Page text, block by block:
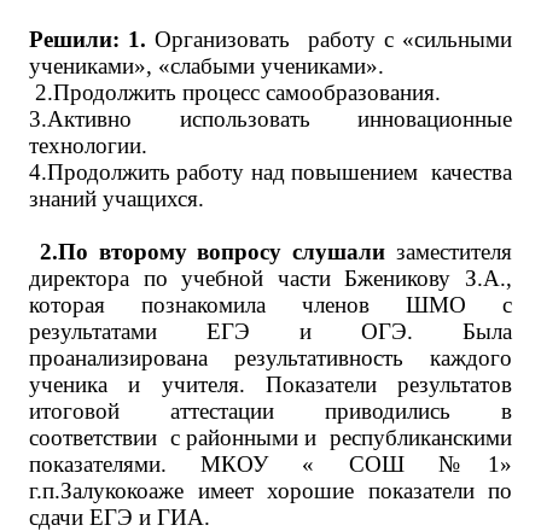
Решили: 1. Организовать работу с «сильными
учениками», «слабыми учениками».
2.Продолжить процесс самообразования.
3.Активно использовать инновационные
технологии.
4.Продолжить работу над повышением качества
знаний учащихся.
2.По второму вопросу слушали заместителя
директора по учебной части Бженикову З.А.,
которая познакомила членов ШМО с
результатами ЕГЭ и ОГЭ. Была
проанализирована результативность каждого
ученика и учителя. Показатели результатов
итоговой аттестации приводились в
соответствии с районными и республиканскими
показателями. МКОУ « СОШ №1»
г.п.Залукокоаже имеет хорошие показатели по
сдачи ЕГЭ и ГИА.